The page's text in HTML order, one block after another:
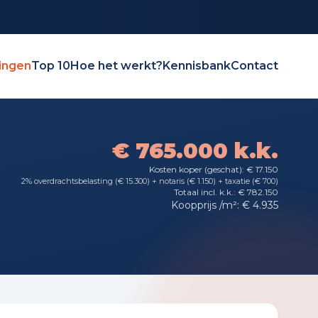
Top 10Hoe het werkt?KennisbankContact
€ 765.000 k.k.
Kosten koper (geschat): € 17.150
2% overdrachtsbelasting (€ 15.300) + notaris (€ 1.150) + taxatie (€ 700)
Totaal incl. k.k.: € 782.150
Koopprijs /m²: € 4.935